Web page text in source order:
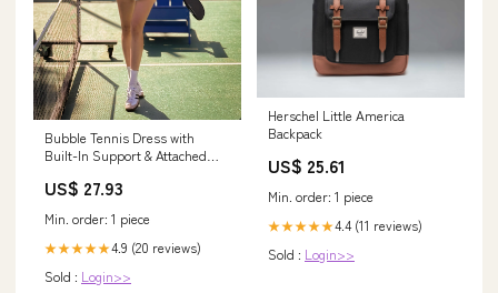
Bubble Tennis Dress with
Built-In Support & Attached
US$ 27.93
Min. order: 1 piece
★★★★★4.9 (20 reviews)
Sold : Login>>
Herschel Little America
Backpack
US$ 25.61
Min. order: 1 piece
★★★★★4.4 (11 reviews)
Sold : Login>>